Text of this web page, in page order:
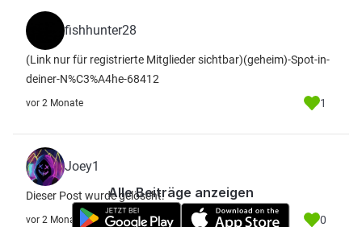
fishhunter28
(Link nur für registrierte Mitglieder sichtbar)(geheim)-Spot-in-
deiner-N%C3%A4he-68412
vor 2 Monate 1
Joey1
Dieser Post wurde gelöscht.
vor 2 Monate 0
Alle Beiträge anzeigen